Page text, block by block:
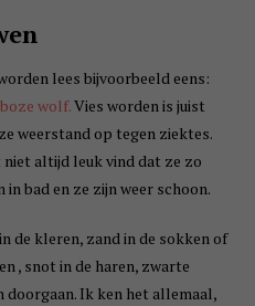
lees bijvoorbeeld eens:
wolf.Vies worden is juist
weerstand op tegen ziektes.
altijd leuk vind dat ze zo
bad en ze zijn weer schoon.
de kleren, zand in de sokken of
, snot in de haren, zwarte
doorgaan. Ik ken het allemaal,